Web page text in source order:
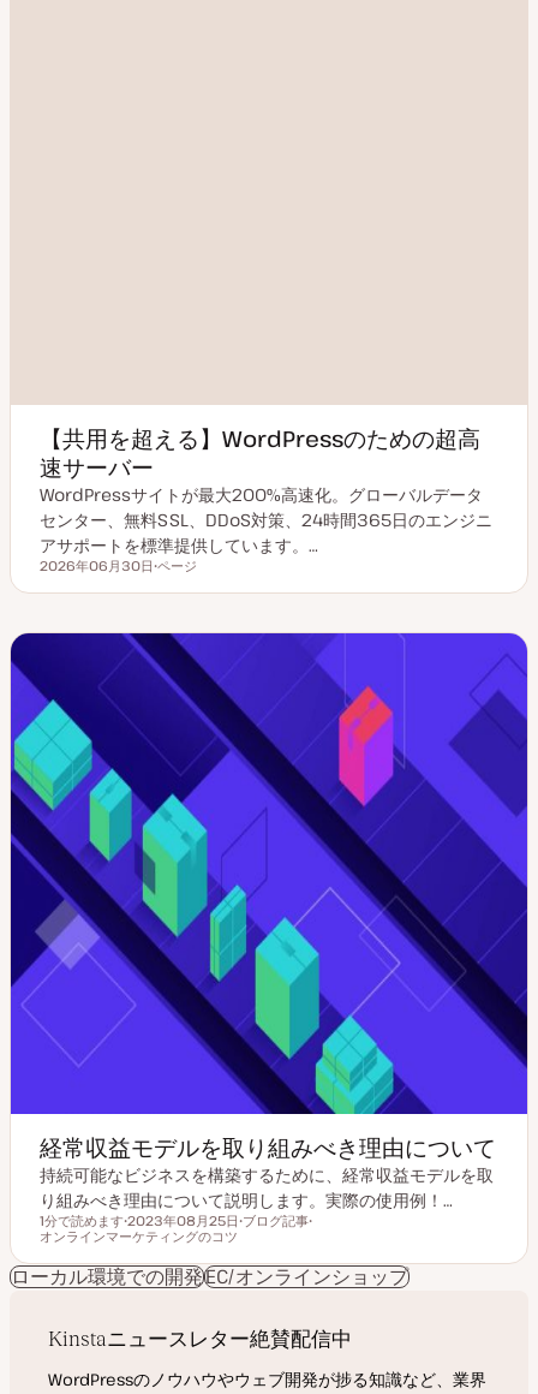
【共用を超える】WordPressのための超高
速サーバー
WordPressサイトが最大200%高速化。グローバルデータ
センター、無料SSL、DDoS対策、24時間365日のエンジニ
アサポートを標準提供しています。…
更新日
2026年06月30日
稿
イ
ページ
経常収益モデルを取り組みべき理由について
持続可能なビジネスを構築するために、経常収益モデルを取
り組みべき理由について説明します。実際の使用例！…
読むのにかかる時間
1分で読めます
更
日
2023年08月25日
タ
イ
ブログ記事
ッ
ク
オンラインマーケティングのコツ
ローカル環境での開発EC/オンラインショップ